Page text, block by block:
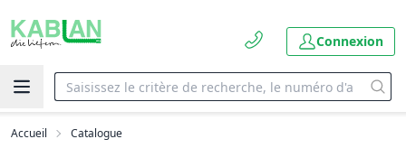
Connexion
Accueil Catalogue